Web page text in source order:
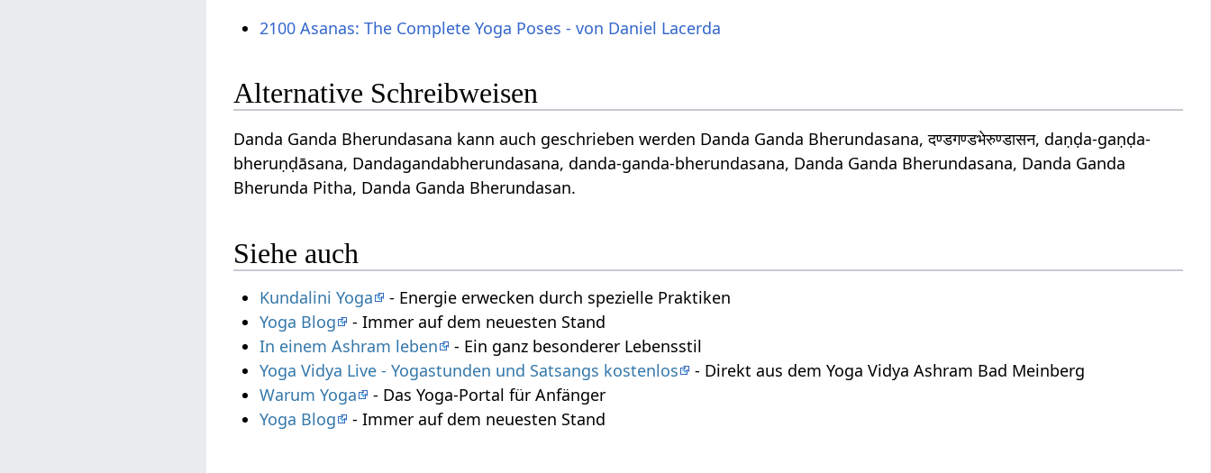
2100 Asanas: The Complete Yoga Poses - von Daniel Lacerda
Alternative Schreibweisen
Danda Ganda Bherundasana kann auch geschrieben werden Danda Ganda Bherundasana, दण्डगण्डभेरुण्डासन, daṇḍa-gaṇḍa-
bheruṇḍāsana, Dandagandabherundasana, danda-ganda-bherundasana, Danda Ganda Bherundasana, Danda Ganda
Bherunda Pitha, Danda Ganda Bherundasan.
Siehe auch
Kundalini Yoga
- Energie erwecken durch spezielle Praktiken
Yoga Blog
- Immer auf dem neuesten Stand
In einem Ashram leben
- Ein ganz besonderer Lebensstil
Yoga Vidya Live - Yogastunden und Satsangs kostenlos
- Direkt aus dem Yoga Vidya Ashram Bad Meinberg
Warum Yoga
- Das Yoga-Portal für Anfänger
Yoga Blog
- Immer auf dem neuesten Stand